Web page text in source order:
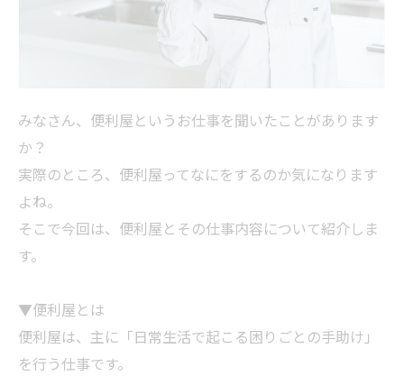
みなさん、便利屋というお仕事を聞いたことがあります
か？
実際のところ、便利屋ってなにをするのか気になります
よね。
そこで今回は、便利屋とその仕事内容について紹介しま
す。
▼便利屋とは
便利屋は、主に「日常生活で起こる困りごとの手助け」
を行う仕事です。